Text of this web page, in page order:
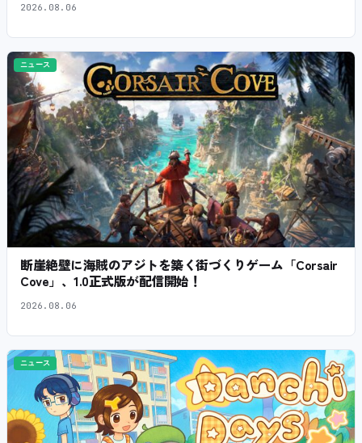
2026.08.06
ニュース
断崖絶壁に海賊のアジトを築く街づくりゲーム「Corsair
Cove」、1.0正式版が配信開始！
2026.08.06
ニュース